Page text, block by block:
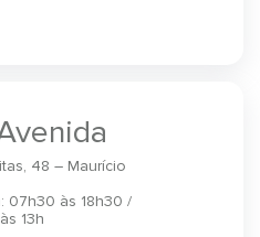
48 – Maurício
07h30 às 18h30 /
13h